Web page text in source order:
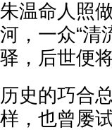
朱温命人照
河，一众“清
驿，后世便
历史的巧合
样，也曾屡